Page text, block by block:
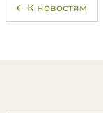
← К новостям